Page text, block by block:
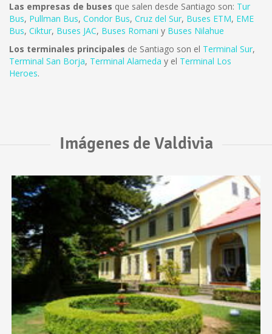
Las empresas de buses que salen desde Santiago son: Tur
Bus, Pullman Bus, Condor Bus, Cruz del Sur, Buses ETM, EME
Bus, Ciktur, Buses JAC, Buses Romani y Buses Nilahue
Los terminales principales de Santiago son el Terminal Sur,
Terminal San Borja, Terminal Alameda y el Terminal Los
Heroes.
Imágenes de Valdivia